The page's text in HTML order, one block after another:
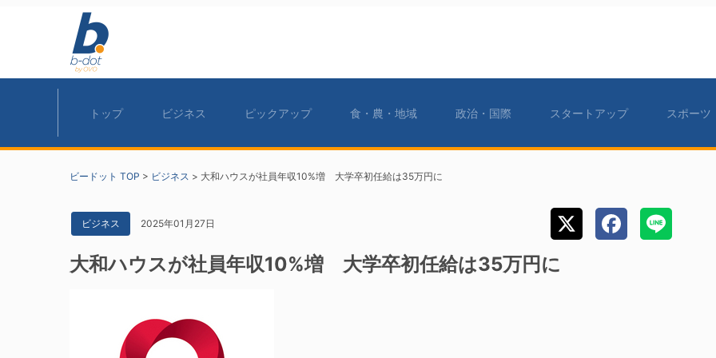
トップ ビジネス ピックアップ 食・農・地域 政治・国際 スタートアップ スポーツ
ビードット TOP > ビジネス > 大和ハウスが社員年収10%増 大学卒初任給は35万円に
ビジネス 2025年01月27日
大和ハウスが社員年収10%増 大学卒初任給は35万円に